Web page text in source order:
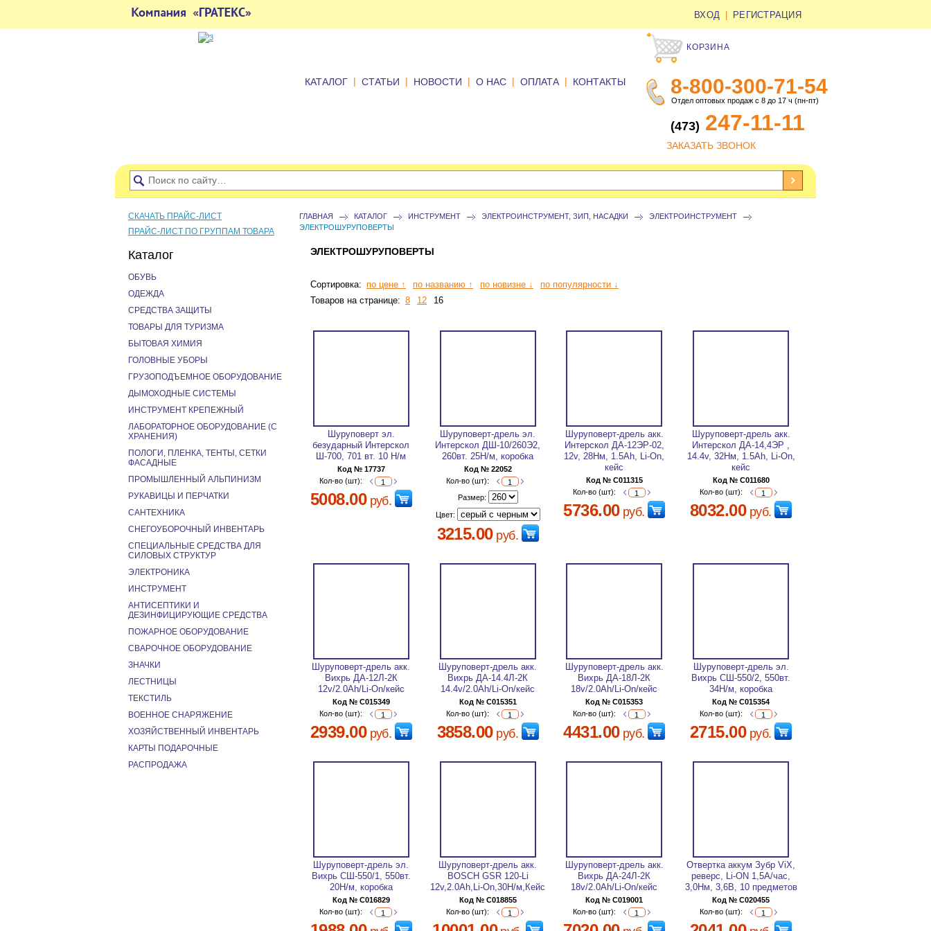
ВХОД РЕГИСТРАЦИЯ
КОРЗИНА
8-800-300-71-54
Отдел оптовых продаж с 8 до 17 ч (пн-пт)
(473) 247-11-11
ЗАКАЗАТЬ ЗВОНОК
КАТАЛОГ | СТАТЬИ | НОВОСТИ | О НАС | ОПЛАТА | КОНТАКТЫ
ГЛАВНАЯ КАТАЛОГ ИНСТРУМЕНТ ЭЛЕКТРОИНСТРУМЕНТ, ЗИП, НАСАДКИ
ЭЛЕКТРОИНСТРУМЕНТ
ЭЛЕКТРОШУРУПОВЕРТЫ
ЭЛЕКТРОШУРУПОВЕРТЫ
Сортировка: по цене ↑ по названию ↑ по новизне ↓
по популярности ↓
Товаров на странице: 8 12 16
Шуруповерт эл.
безударный Интерскол
Ш-700, 701 вт. 10 Н/м
Код № 17737
Кол-во (шт):
5008.00руб.
Шуруповерт-дрель эл.
Интерскол ДШ-10/260Э2,
260вт. 25Н/м, коробка
Код № 22052
Кол-во (шт):
Размер:
Цвет:
3215.00руб.
Шуруповерт-дрель акк.
Интерскол ДА-12ЭР-02,
12v, 28Нм, 1.5Ah, Li-On,
кейс
Код № C011315
Кол-во (шт):
5736.00руб.
Шуруповерт-дрель акк.
Интерскол ДА-14,4ЭР ,
14.4v, 32Нм, 1.5Ah, Li-On,
кейс
Код № C011680
Кол-во (шт):
8032.00руб.
Шуруповерт-дрель акк.
Вихрь ДА-12Л-2К
12v/2.0Ah/Li-On/кейс
Код № C015349
Кол-во (шт):
2939.00руб.
Шуруповерт-дрель акк.
Вихрь ДА-14.4Л-2К
14.4v/2.0Ah/Li-On/кейс
Код № C015351
Кол-во (шт):
3858.00руб.
Шуруповерт-дрель акк.
Вихрь ДА-18Л-2К
18v/2.0Ah/Li-On/кейс
Код № C015353
Кол-во (шт):
4431.00руб.
Шуруповерт-дрель эл.
Вихрь CШ-550/2, 550вт.
34Н/м, коробка
Код № C015354
Кол-во (шт):
2715.00руб.
Шуруповерт-дрель эл.
Вихрь CШ-550/1, 550вт.
20Н/м, коробка
Код № C016829
Кол-во (шт):
Шуруповерт-дрель акк.
BOSCH GSR 120-Li
12v,2.0Ah,Li-On,30Н/м,Кейс
Код № C018855
Кол-во (шт):
Шуруповерт-дрель акк.
Вихрь ДА-24Л-2К
18v/2.0Ah/Li-On/кейс
Код № C019001
Кол-во (шт):
Отвертка аккум Зубр ViX,
реверс, Li-ON 1,5А/час,
3,0Нм, 3,6В, 10 предметов
Код № C020455
Кол-во (шт):
СКАЧАТЬ ПРАЙС-ЛИСТ
ПРАЙС-ЛИСТ ПО ГРУППАМ ТОВАРА
Каталог
ОБУВЬ
ОДЕЖДА
СРЕДСТВА ЗАЩИТЫ
ТОВАРЫ ДЛЯ ТУРИЗМА
БЫТОВАЯ ХИМИЯ
ГОЛОВНЫЕ УБОРЫ
ГРУЗОПОДЪЕМНОЕ ОБОРУДОВАНИЕ
ДЫМОХОДНЫЕ СИСТЕМЫ
ИНСТРУМЕНТ КРЕПЕЖНЫЙ
ЛАБОРАТОРНОЕ ОБОРУДОВАНИЕ (С
ХРАНЕНИЯ)
ПОЛОГИ, ПЛЕНКА, ТЕНТЫ, СЕТКИ
ФАСАДНЫЕ
ПРОМЫШЛЕННЫЙ АЛЬПИНИЗМ
РУКАВИЦЫ И ПЕРЧАТКИ
САНТЕХНИКА
СНЕГОУБОРОЧНЫЙ ИНВЕНТАРЬ
СПЕЦИАЛЬНЫЕ СРЕДСТВА ДЛЯ
СИЛОВЫХ СТРУКТУР
ЭЛЕКТРОНИКА
ИНСТРУМЕНТ
АНТИСЕПТИКИ И
ДЕЗИНФИЦИРУЮЩИЕ СРЕДСТВА
ПОЖАРНОЕ ОБОРУДОВАНИЕ
СВАРОЧНОЕ ОБОРУДОВАНИЕ
ЗНАЧКИ
ЛЕСТНИЦЫ
ТЕКСТИЛЬ
ВОЕННОЕ СНАРЯЖЕНИЕ
ХОЗЯЙСТВЕННЫЙ ИНВЕНТАРЬ
КАРТЫ ПОДАРОЧНЫЕ
РАСПРОДАЖА